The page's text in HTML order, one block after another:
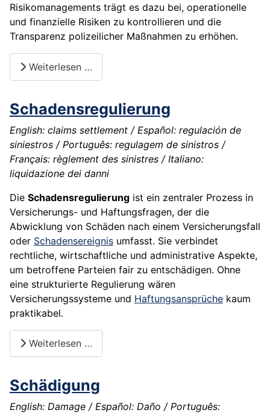
Risikomanagements trägt es dazu bei, operationelle
und finanzielle Risiken zu kontrollieren und die
Transparenz polizeilicher Maßnahmen zu erhöhen.
Weiterlesen …
Schadensregulierung
English: claims settlement / Español: regulación de
siniestros / Português: regulagem de sinistros /
Français: règlement des sinistres / Italiano:
liquidazione dei danni
Die Schadensregulierung ist ein zentraler Prozess in
Versicherungs- und Haftungsfragen, der die
Abwicklung von Schäden nach einem Versicherungsfall
oder Schadensereignis umfasst. Sie verbindet
rechtliche, wirtschaftliche und administrative Aspekte,
um betroffene Parteien fair zu entschädigen. Ohne
eine strukturierte Regulierung wären
Versicherungssysteme und Haftungsansprüche kaum
praktikabel.
Weiterlesen …
Schädigung
English: Damage / Español: Daño / Português: